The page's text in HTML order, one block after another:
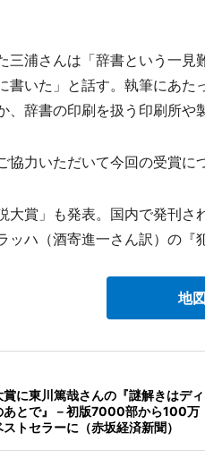
浦さんは「辞書という一見
書いた」と話す。執筆にあ
、辞書の印刷を扱う印刷所や
協力いただいて今回の受賞に
賞」も発表。国内で発刊さ
ッハ（酒寄進一さん訳）の『
地
賞に東川篤哉さんの『謎解きはディ
あとで』－初版7000部から100万
トセラーに（赤坂経済新聞）